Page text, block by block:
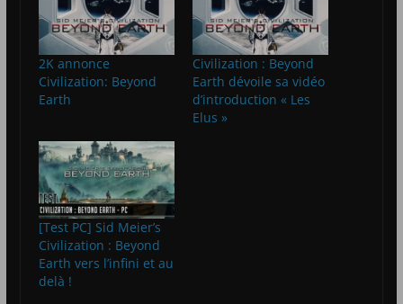
2K annonce
Civilization: Beyond
Earth
Civilization : Beyond
Earth dévoile sa vidéo
d’introduction « Les
Elus »
[Test PC] Sid Meier’s
Civilization : Beyond
Earth vers l’infini et au
delà !